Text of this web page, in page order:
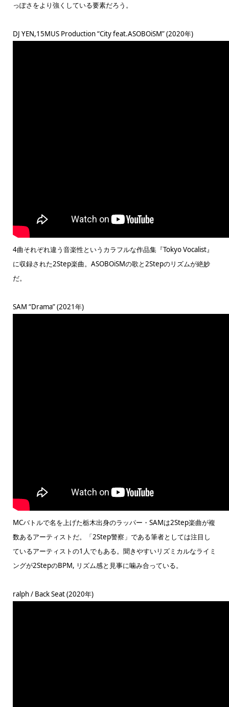
っぽさをより強くしている要素だろう。
DJ YEN,15MUS Production “City feat.ASOBOiSM” (2020年)
4曲それぞれ違う音楽性というカラフルな作品集『Tokyo Vocalist』
に収録された2Step楽曲。ASOBOiSMの歌と2Stepのリズムが絶妙
だ。
SAM “Drama” (2021年)
MCバトルで名を上げた栃木出身のラッパー・SAMは2Step楽曲が複
数あるアーティストだ。「2Step警察」である筆者としては注目し
ているアーティストの1人でもある。聞きやすいリズミカルなライミ
ングが2StepのBPM, リズム感と見事に噛み合っている。
ralph / Back Seat (2020年)